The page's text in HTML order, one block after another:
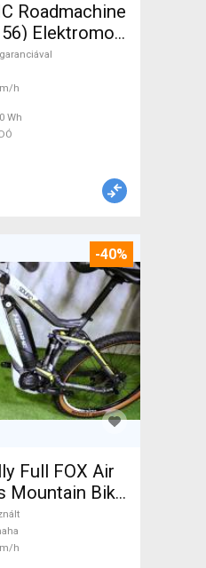
Roadmachine
Elektromos
TQ új /
h
Wh
-40%
Full FOX Air
Mountain Bike
Yamaha
h